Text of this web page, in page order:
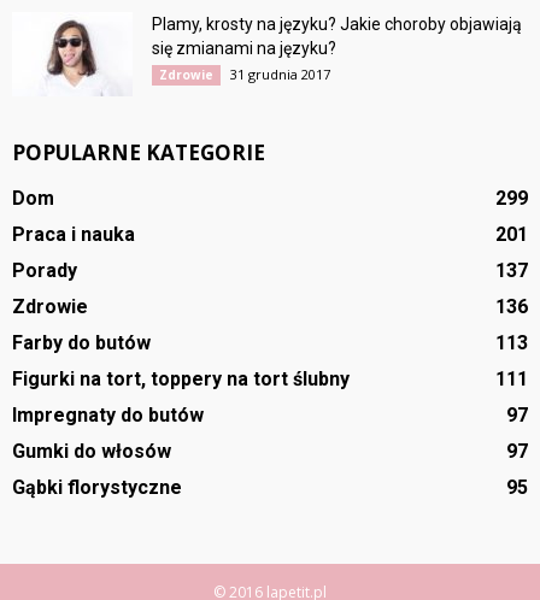
Plamy, krosty na języku? Jakie choroby objawiają
się zmianami na języku?
Zdrowie 31 grudnia 2017
POPULARNE KATEGORIE
Dom
299
Praca i nauka
201
Porady
137
Zdrowie
136
Farby do butów
113
Figurki na tort, toppery na tort ślubny
111
Impregnaty do butów
97
Gumki do włosów
97
Gąbki florystyczne
95
© 2016 lapetit.pl